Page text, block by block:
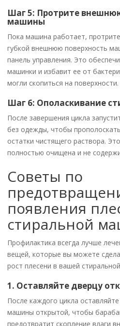
Шаг 5: Протрите
машины
Пока машина работает,
губкой внешнюю поверхность
панель управления. Это
машинки и избавит ее от
могли скопиться на поверхности.
Шаг 6: Ополаскивание
После завершения цикла
без одежды, чтобы
остатки чистящего раствора.
полностью очищена и не
Советы по
появления
стиральной
Профилактика всегда лучше
вещей, которые вы можете
рост плесени в вашей
1. Оставляйте дверцу
После каждого цикла
машины открытой, чтобы
предотвратит скопление влаги